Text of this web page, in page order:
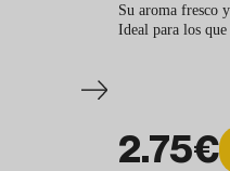
Su aroma fresco
Ideal para los
2.75€